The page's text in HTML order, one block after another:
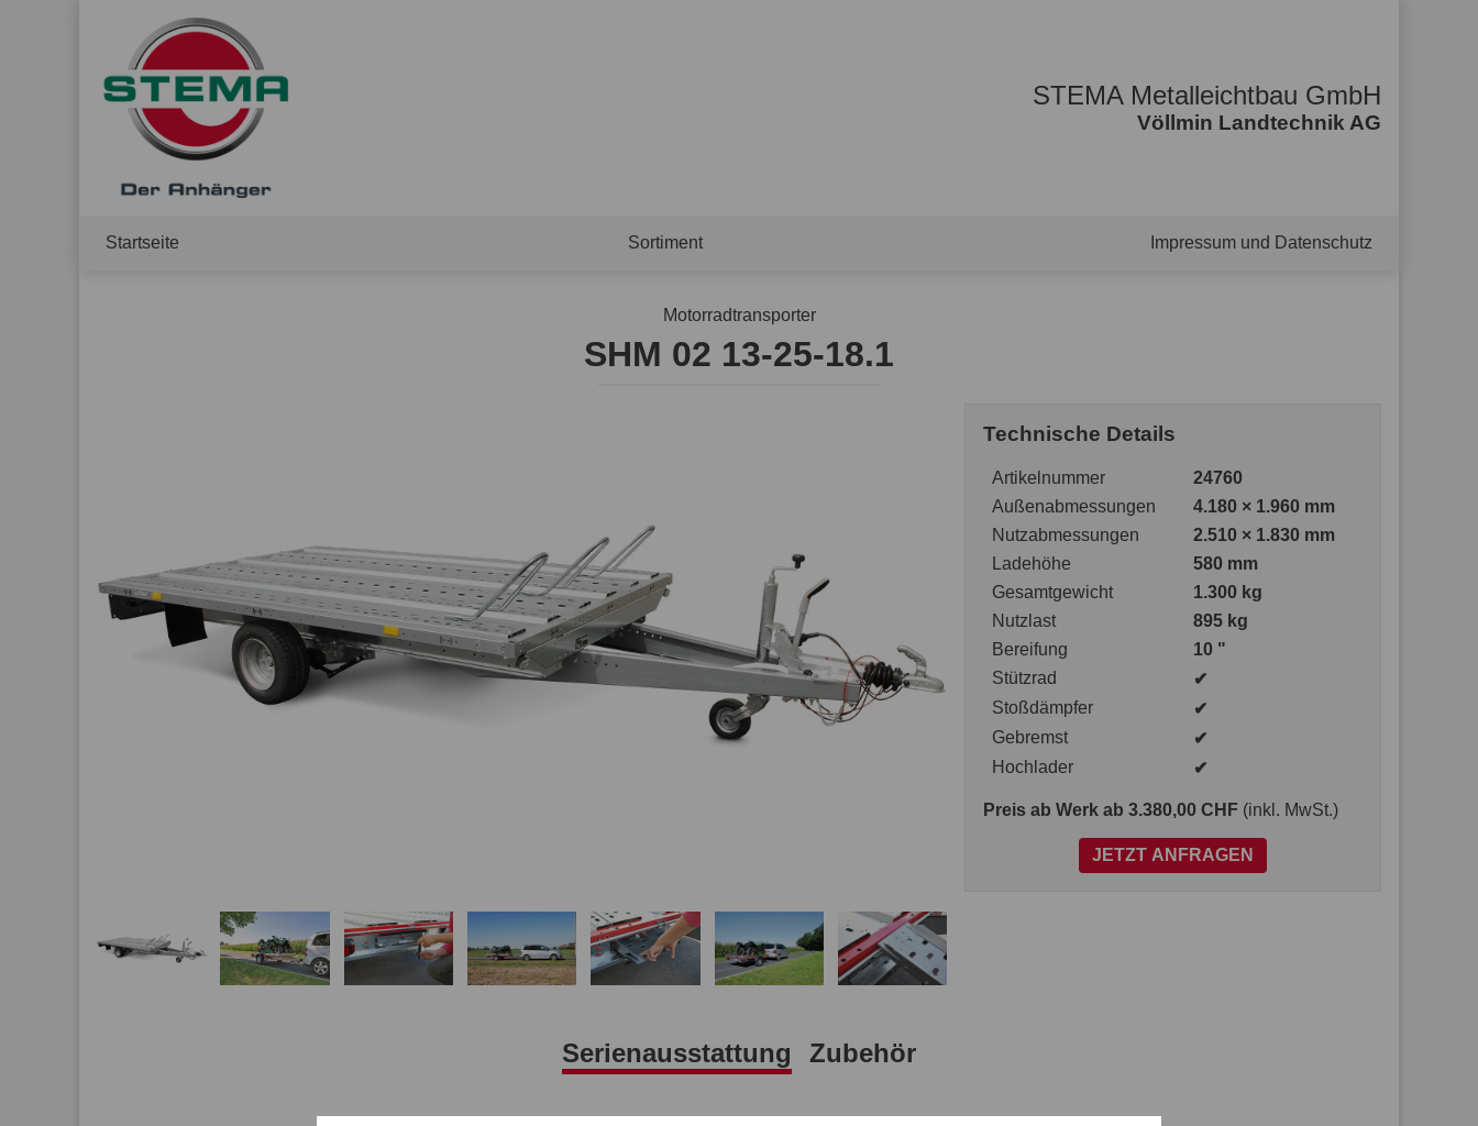
STEMA Metalleichtbau GmbH
Völlmin Landtechnik AG
Startseite Sortiment Impressum und Datenschutz
Motorradtransporter
SHM 02 13-25-18.1
Technische Details
Artikelnummer
24760
Außenabmessungen
4.180 × 1.960 mm
Nutzabmessungen
2.510 × 1.830 mm
Ladehöhe
580 mm
Gesamtgewicht
1.300 kg
Nutzlast
895 kg
Bereifung
10 "
Stützrad
✔
Stoßdämpfer
✔
Gebremst
✔
Hochlader
✔
Preis ab Werk ab 3.380,00 CHF (inkl. MwSt.)
JETZT ANFRAGEN
Serienausstattung Zubehör